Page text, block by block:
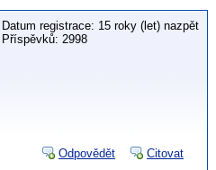
Datum registrace: 15 roky (let) nazpět
Příspěvků: 2998
Odpovědět Citovat